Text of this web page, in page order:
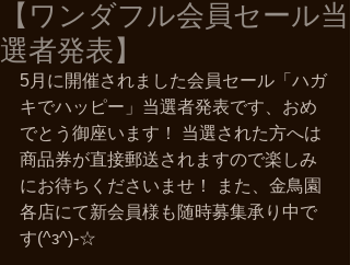
【ワンダフル会員セール当
選者発表】
5月に開催されました会員セール「ハガ
キでハッピー」当選者発表です、おめ
でとう御座います！ 当選された方へは
商品券が直接郵送されますので楽しみ
にお待ちくださいませ！ また、金鳥園
各店にて新会員様も随時募集承り中で
す(^з^)-☆